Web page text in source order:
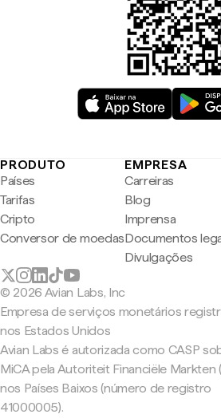
PRODUTO
Países
Tarifas
Cripto
Conversor de moedas
EMPRESA
Carreiras
Blog
Imprensa
Documentos
Divulgações
© 2026 Avian Labs, Inc
Empresa de serviços monetários
nos Estados Unidos
Avian Labs é autorizada como CASP
MiCA pela Autoriteit Financiële Markten
nos Países Baixos (número de registro
41000005).